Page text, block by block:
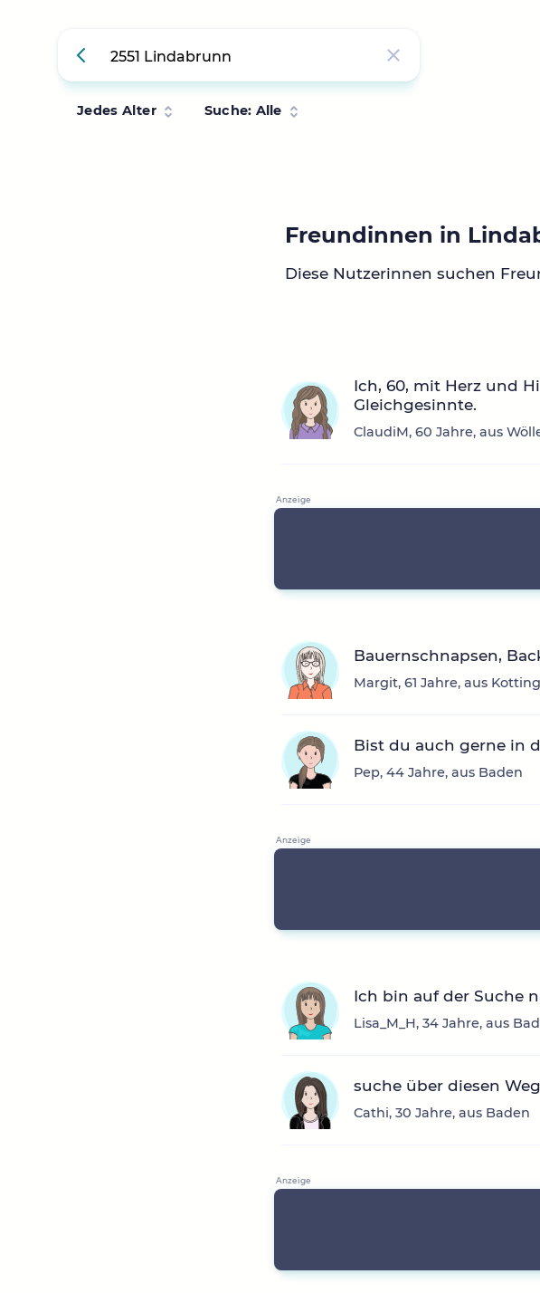
Jedes Alter Suche: Alle
Freundinnen in
Diese Nutzerinnen suchen
Ich, 60, mit Herz und
Gleichgesinnte.
ClaudiM, 60 Jahre, aus
Bauernschnapsen,
Margit, 61 Jahre, aus
Bist du auch gerne in
Pep, 44 Jahre, aus Baden
Ich bin auf der Suche
Lisa_M_H, 34 Jahre, aus
suche über diesen
Cathi, 30 Jahre, aus Baden